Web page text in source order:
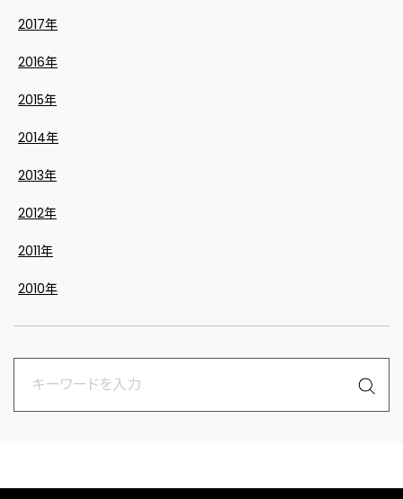
2017年
2016年
2015年
2014年
2013年
2012年
2011年
2010年